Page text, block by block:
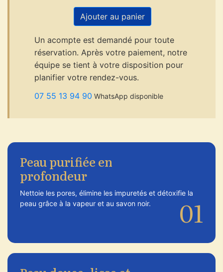
Ajouter au panier
Un acompte est demandé pour toute
réservation. Après votre paiement, notre
équipe se tient à votre disposition pour
planifier votre rendez-vous.
07 55 13 94 90 WhatsApp disponible
Peau purifiée en
profondeur
Nettoie les pores, élimine les impuretés et détoxifie la
peau grâce à la vapeur et au savon noir.
01